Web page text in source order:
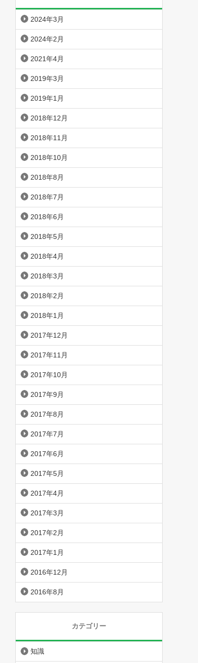
2024年3月
2024年2月
2021年4月
2019年3月
2019年1月
2018年12月
2018年11月
2018年10月
2018年8月
2018年7月
2018年6月
2018年5月
2018年4月
2018年3月
2018年2月
2018年1月
2017年12月
2017年11月
2017年10月
2017年9月
2017年8月
2017年7月
2017年6月
2017年5月
2017年4月
2017年3月
2017年2月
2017年1月
2016年12月
2016年8月
カテゴリー
知識